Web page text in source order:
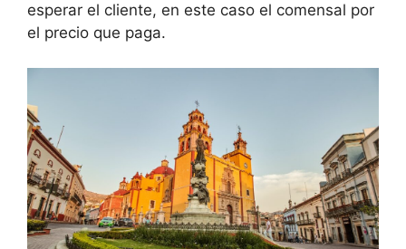
esperar el cliente, en este caso el comensal por
el precio que paga.